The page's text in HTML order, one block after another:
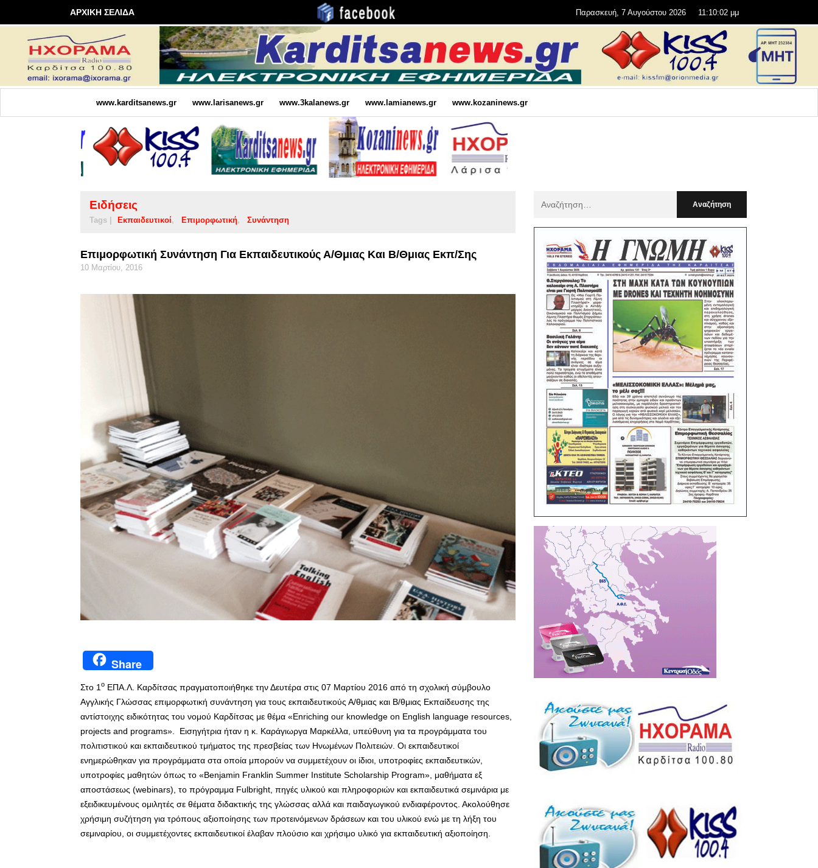
ΑΡΧΙΚΗ ΣΕΛΙΔΑ Παρασκευή, 7 Αυγούστου 2026 11:10:04 μμ
www.karditsanews.gr www.larisanews.gr www.3kalanews.gr www.lamianews.gr www.kozaninews.gr
Ειδήσεις
Tags | Εκπαιδευτικοί Επιμορφωτική Συνάντηση
Επιμορφωτική Συνάντηση Για Εκπαιδευτικούς Α/θμιας Και Β/θμιας Εκπ/σης
10 Μαρτίου, 2016
Share
Στο 1 ο ΕΠΑ.Λ. Καρδίτσας πραγματοποιήθηκε την Δευτέρα στις 07 Μαρτίου 2016 από τη σχολική σύμβουλο
Αγγλικής Γλώσσας επιμορφωτική συνάντηση για τους εκπαιδευτικούς Α/θμιας και Β/θμιας Εκπαίδευσης της
αντίστοιχης ειδικότητας του νομού Καρδίτσας με θέμα «Enriching our knowledge on English language resources,
projects and programs». Εισηγήτρια ήταν η κ. Καράγιωργα Μαρκέλλα, υπεύθυνη για τα προγράμματα του
πολιτιστικού και εκπαιδευτικού τμήματος της πρεσβείας των Ηνωμένων Πολιτειών. Οι εκπαιδευτικοί
ενημερώθηκαν για προγράμματα στα οποία μπορούν να συμμετέχουν οι ίδιοι, υποτροφίες εκπαιδευτικών,
υποτροφίες μαθητών όπως το «Benjamin Franklin Summer Institute Scholarship Program», μαθήματα εξ
αποστάσεως (webinars), το πρόγραμμα Fulbright, πηγές υλικού και πληροφοριών και εκπαιδευτικά σεμινάρια με
εξειδικευμένους ομιλητές σε θέματα διδακτικής της γλώσσας αλλά και παιδαγωγικού ενδιαφέροντος. Ακολούθησε
χρήσιμη συζήτηση για τρόπους αξιοποίησης των προτεινόμενων δράσεων και του υλικού ενώ με τη λήξη του
σεμιναρίου, οι συμμετέχοντες εκπαιδευτικοί έλαβαν πλούσιο και χρήσιμο υλικό για εκπαιδευτική αξιοποίηση.
: